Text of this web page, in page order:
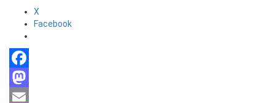
X
Facebook
Facebook
Mastodon